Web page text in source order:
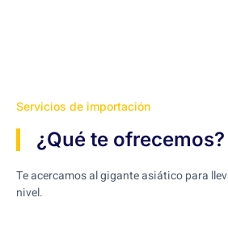
Servicios de importación
¿Qué te ofrecemos?
Te acercamos al gigante asiático para
nivel.